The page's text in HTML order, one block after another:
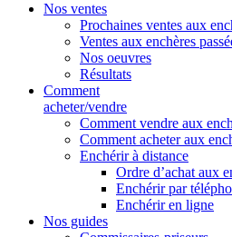
Nos ventes
Prochaines ventes aux
Ventes aux enchères
Nos oeuvres
Résultats
Comment
acheter/vendre
Comment vendre aux
Comment acheter aux
Enchérir à distance
Ordre d’achat aux
Enchérir par
Enchérir en ligne
Nos guides